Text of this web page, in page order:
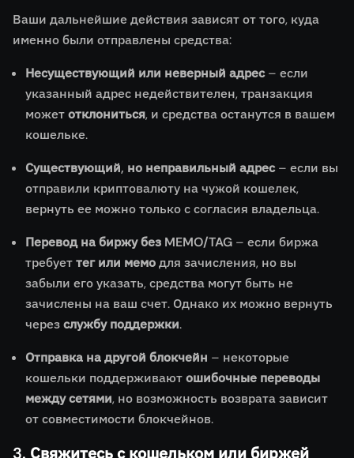
Ваши дальнейшие действия зависят от того, куда
именно были отправлены средства:
Несуществующий или неверный адрес– если
указанный адрес недействителен, транзакция
можетотклониться, и средства останутся в вашем
кошельке.
Существующий, но неправильный адрес– если вы
отправили криптовалюту на чужой кошелек,
вернуть ее можно только с согласия владельца.
Перевод на биржу без MEMO/TAG – если биржа
требуеттег или мемодля зачисления, но вы
забыли его указать, средства могут быть не
зачислены на ваш счет. Однако их можно вернуть
черезслужбу поддержки.
Отправка на другой блокчейн – некоторые
кошельки поддерживаютошибочные переводы
между сетями, но возможность возврата зависит
от совместимости блокчейнов.
3. Свяжитесь с кошельком или биржей